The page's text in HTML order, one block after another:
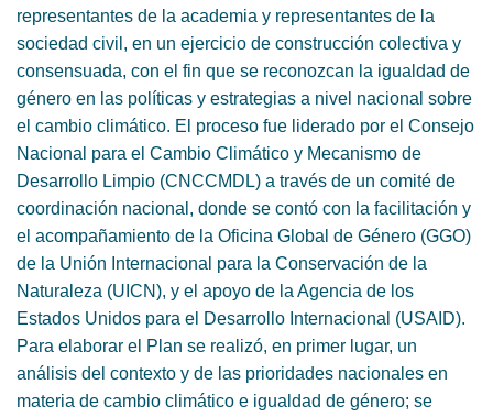
representantes de la academia y representantes de la
sociedad civil, en un ejercicio de construcción colectiva y
consensuada, con el fin que se reconozcan la igualdad de
género en las políticas y estrategias a nivel nacional sobre
el cambio climático. El proceso fue liderado por el Consejo
Nacional para el Cambio Climático y Mecanismo de
Desarrollo Limpio (CNCCMDL) a través de un comité de
coordinación nacional, donde se contó con la facilitación y
el acompañamiento de la Oficina Global de Género (GGO)
de la Unión Internacional para la Conservación de la
Naturaleza (UICN), y el apoyo de la Agencia de los
Estados Unidos para el Desarrollo Internacional (USAID).
Para elaborar el Plan se realizó, en primer lugar, un
análisis del contexto y de las prioridades nacionales en
materia de cambio climático e igualdad de género; se